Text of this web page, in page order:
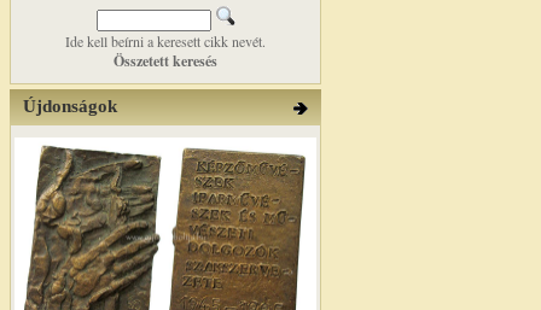
Ide kell beírni a keresett cikk nevét.
Összetett keresés
Újdonságok